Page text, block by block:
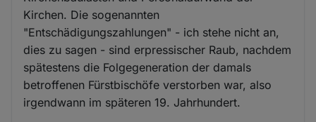
Kirchen. Die sogenannten
"Entschädigungszahlungen" - ich stehe nicht an,
dies zu sagen - sind erpressischer Raub, nachdem
spätestens die Folgegeneration der damals
betroffenen Fürstbischöfe verstorben war, also
irgendwann im späteren 19. Jahrhundert.